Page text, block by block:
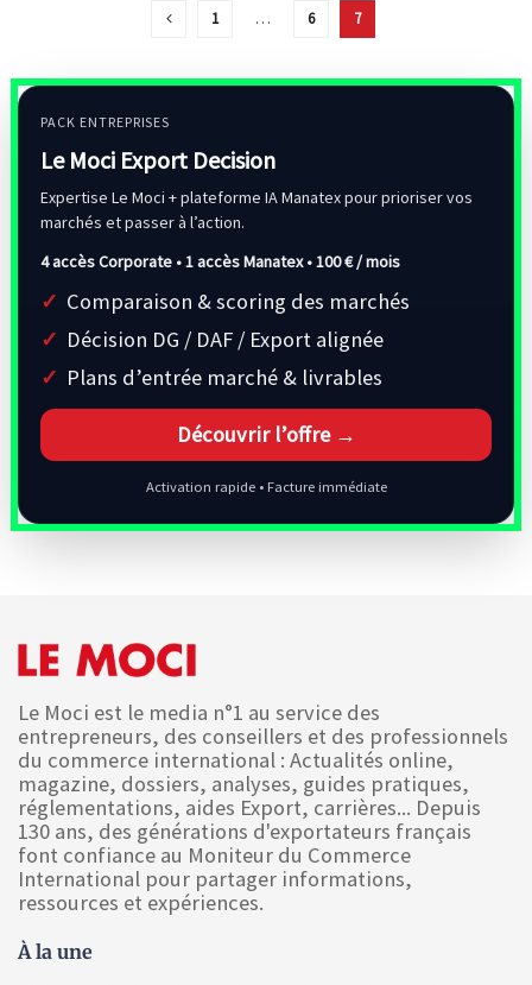
1 … 6 7
PACK ENTREPRISES
Le Moci Export Decision
Expertise Le Moci + plateforme IA Manatex pour prioriser vos
marchés et passer à l’action.
4 accès Corporate • 1 accès Manatex •100 € / mois
Comparaison & scoring des marchés
Décision DG / DAF / Export alignée
Plans d’entrée marché & livrables
Découvrir l’offre →
Activation rapide • Facture immédiate
Le Moci est le media n°1 au service des
entrepreneurs, des conseillers et des professionnels
du commerce international : Actualités online,
magazine, dossiers, analyses, guides pratiques,
réglementations, aides Export, carrières... Depuis
130 ans, des générations d'exportateurs français
font confiance au Moniteur du Commerce
International pour partager informations,
ressources et expériences.
À la une